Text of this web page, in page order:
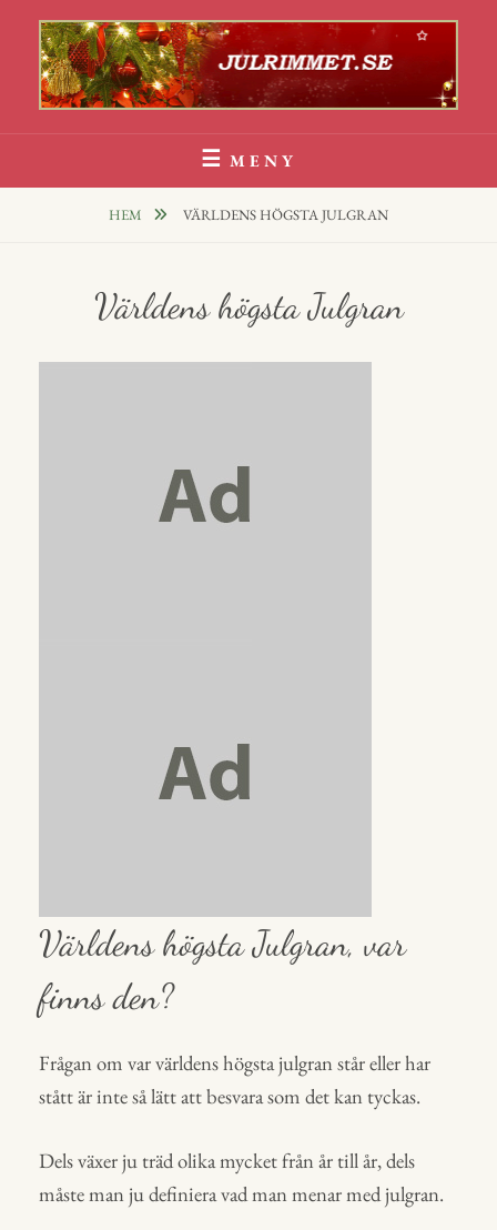
innehåll
Julrim Och Julklappsrim
MENY
HEM VÄRLDENS HÖGSTA JULGRAN
Världens högsta Julgran
Världens högsta Julgran, var
finns den?
Frågan om var världens högsta julgran står eller har
stått är inte så lätt att besvara som det kan tyckas.
Dels växer ju träd olika mycket från år till år, dels
måste man ju definiera vad man menar med julgran.